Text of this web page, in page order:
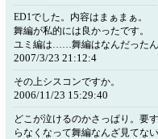
ED1でした。内容はまぁまぁ。
舞編が私的には良かったです。
ユミ編は……舞編はなんだったん
2007/3/23 21:12:4
その上シスコンですか。
2006/11/23 15:29:40
どこが泣けるのかさっぱり。要
らなくなって舞編なんざ見てな